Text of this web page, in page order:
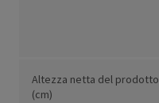
Altezza netta del prodotto
(cm)